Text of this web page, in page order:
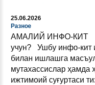
25.06.2026
Разное
АМАЛИЙ ИНФО-КИТ
учун? Ушбу инфо-кит
билан ишлашга
мутахассислар ҳамда
ижтимоий суғуртаси